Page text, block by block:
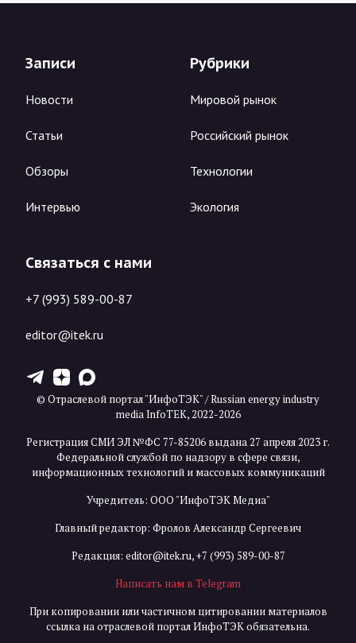
Записи
Новости
Статьи
Обзоры
Интервью
Рубрики
Мировой рынок
Российский рынок
Технологии
Экология
Связаться с нами
+7 (993) 589-00-87
editor@itek.ru
T Z X
© Отраслевой портал "ИнфоТЭК" / Russian energy industry
media InfoTEK, 2022-2026
Регистрация СМИ ЭЛ №ФС 77-85206 выдана 27 апреля 2023 г.
Федеральной службой по надзору в сфере связи,
информационных технологий и массовых коммуникаций
Учредитель: ООО "ИнфоТЭК Медиа"
Главный редактор: Фролов Александр Сергеевич
Редакция: editor@itek.ru,+7 (993) 589-00-87
Написать нам в Telegram
При копировании или частичном цитировании материалов
ссылка на отраслевой портал ИнфоТЭК обязательна.